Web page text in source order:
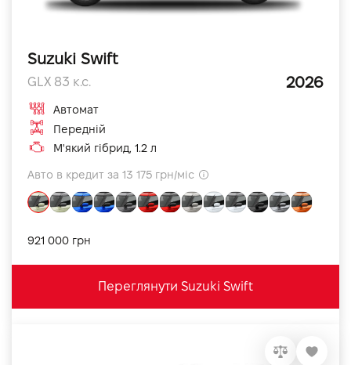
Suzuki Swift
GLX 83 к.с. 2026
Автомат
Передній
М'який гібрид, 1.2 л
Авто в кредит за 13 175 грн/міс
921 000 грн
Переглянути Suzuki Swift